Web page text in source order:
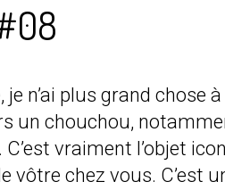
n’ai plus grand chose
un chouchou,
vraiment l’objet
vôtre chez vous. C’est